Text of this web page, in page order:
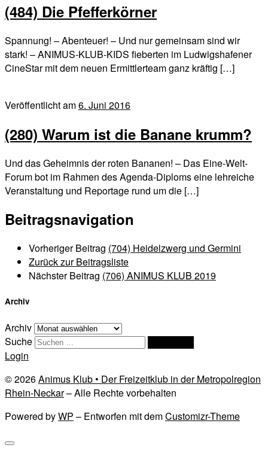
(484) Die Pfefferkörner
Spannung! – Abenteuer! – Und nur gemeinsam sind wir
stark! – ANIMUS-KLUB-KIDS fieberten im Ludwigshafener
CineStar mit dem neuen Ermittlerteam ganz kräftig […]
Veröffentlicht am6. Juni 2016
(280) Warum ist die Banane krumm?
Und das Geheimnis der roten Bananen! – Das Eine-Welt-
Forum bot im Rahmen des Agenda-Diploms eine lehreiche
Veranstaltung und Reportage rund um die […]
Beitragsnavigation
Vorheriger Beitrag (704) Heidelzwerg und Germini
Zurück zur Beitragsliste
Nächster Beitrag (706) ANIMUS KLUB 2019
Archiv
Archiv
Suche
Login
© 2026Animus Klub • Der Freizeitklub in der Metropolregion
Rhein-Neckar– Alle Rechte vorbehalten
Powered byWP – Entworfen mit demCustomizr-Theme